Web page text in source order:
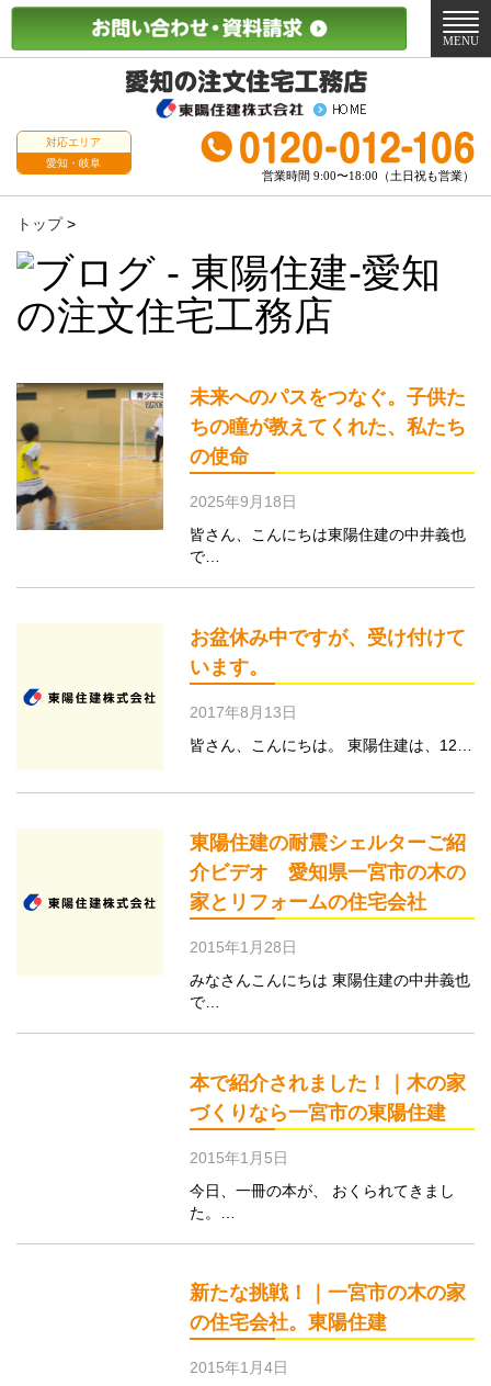
対応エリア
愛知・岐阜
営業時間 9:00〜18:00（土日祝も営業）
メ
ニ
MENU
トップ>
未来へのパスをつなぐ。子供た
ちの瞳が教えてくれた、私たち
の使命
2025年9月18日
皆さん、こんにちは東陽住建の中井義也
で…
お盆休み中ですが、受け付けて
います。
2017年8月13日
皆さん、こんにちは。 東陽住建は、12…
東陽住建の耐震シェルターご紹
介ビデオ 愛知県一宮市の木の
家とリフォームの住宅会社
2015年1月28日
みなさんこんにちは 東陽住建の中井義也
で…
本で紹介されました！｜木の家
づくりなら一宮市の東陽住建
2015年1月5日
今日、一冊の本が、 おくられてきまし
た。…
新たな挑戦！｜一宮市の木の家
の住宅会社。東陽住建
2015年1月4日